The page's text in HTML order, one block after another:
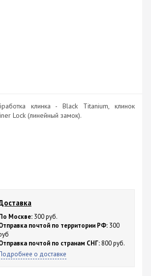
клинка - Black Titanium, клинок
Lock (линейный замок).
Москве:300 руб.
почтой по территории РФ:300
почтой по странам СНГ:800 руб.
о доставке